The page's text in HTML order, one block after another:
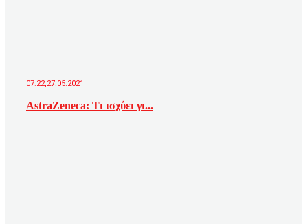
07:22,27.05.2021
AstraZeneca: Τι ισχύει γι...